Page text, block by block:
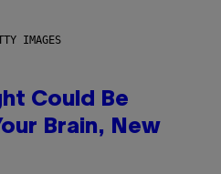
IMAGES
Could Be
Brain, New